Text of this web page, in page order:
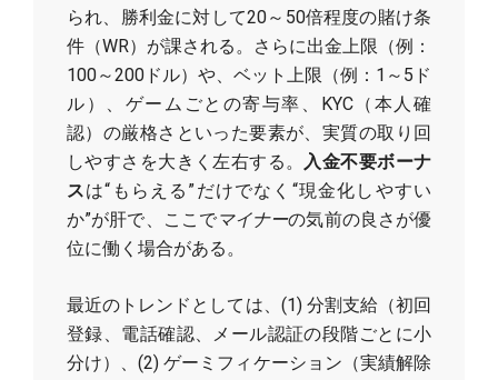
られ、勝利金に対して20～50倍程度の賭け条
件（WR）が課される。さらに出金上限（例：
100～200ドル）や、ベット上限（例：1～5ド
ル）、ゲームごとの寄与率、KYC（本人確
認）の厳格さといった要素が、実質の取り回
しやすさを大きく左右する。 入金不要ボーナ
スは“もらえる”だけでなく“現金化しやすい
か”が肝で、ここでマイナーの気前の良さが優
位に働く場合がある。
最近のトレンドとしては、(1) 分割支給（初回
登録、電話確認、メール認証の段階ごとに小
分け）、(2) ゲーミフィケーション（実績解除